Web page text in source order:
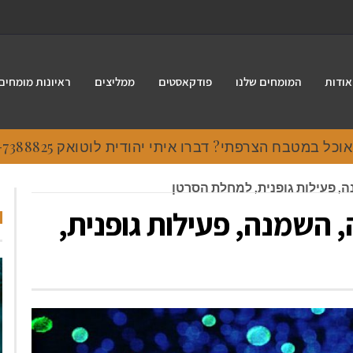
אודות המומחים שלנו פודקאסטים ממליצים ראיונות
במטבח הצרפתי? דברו איתי יהודית לוטואק 054-7388825.
פעילות גופנית, למחלת הסרטן
השמנה, פעילות גופנית,